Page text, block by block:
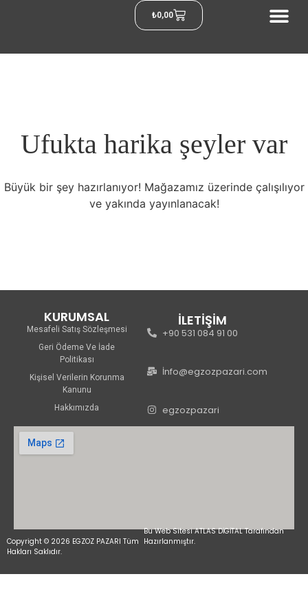
₺0,00
Ufukta harika şeyler var
Büyük bir şey hazırlanıyor! Mağazamız üzerinde çalışılıyor
ve yakında yayınlanacak!
KURUMSAL
Mesafeli Satış Sözleşmesi
Geri Ödeme Ve İade
Politikası
Kişisel Verilerin Korunma
Kanunu
Hakkımızda
İLETİŞİM
+90 531 084 91 00
İnfo@egzozpazari.com
egzozpazari
Copyright © 2026 EGZOZ PAZARI Tüm
Hakları Saklıdır.
Bu Web Sitesi ATLAS DİGİTAL Tarafından
Hazırlanmıştır.